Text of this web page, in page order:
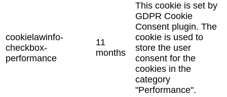
cookielawinfo-
checkbox-
performance
11
months
This cookie is set by
GDPR Cookie
Consent plugin. The
cookie is used to
store the user
consent for the
cookies in the
category
"Performance".